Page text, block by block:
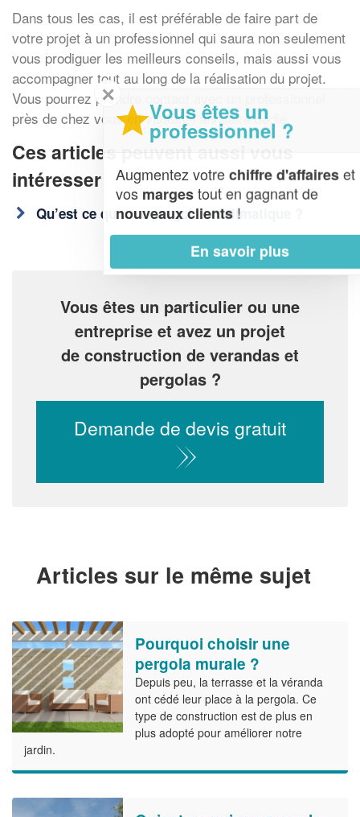
Dans tous les cas, il est préférable de faire part de
votre projet à un professionnel qui saura non seulement
vous prodiguer les meilleurs conseils, mais aussi vous
accompagner tout au long de la réalisation du projet.
Vous pourrez prendre contact avec un professionnel
près de chez vous en visitant l’annuaire dédié.
Ces articles peuvent aussi vous
intéresser
Qu’est ce qu’un e pergola bioclimatique ?
Vous êtes un particulier ou une
entreprise et avez un projet
de construction de verandas et
pergolas ?
Demande de devis gratuit
Articles sur le même sujet
Pourquoi choisir une
pergola murale ?
Depuis peu, la terrasse et la véranda
ont cédé leur place à la pergola. Ce
type de construction est de plus en
plus adopté pour améliorer notre
jardin.
✕
Vous êtes un
professionnel ?
Augmentez votrechiffre d'affaireset
vosmargestout en gagnant de
nouveaux clients!
En savoir plus